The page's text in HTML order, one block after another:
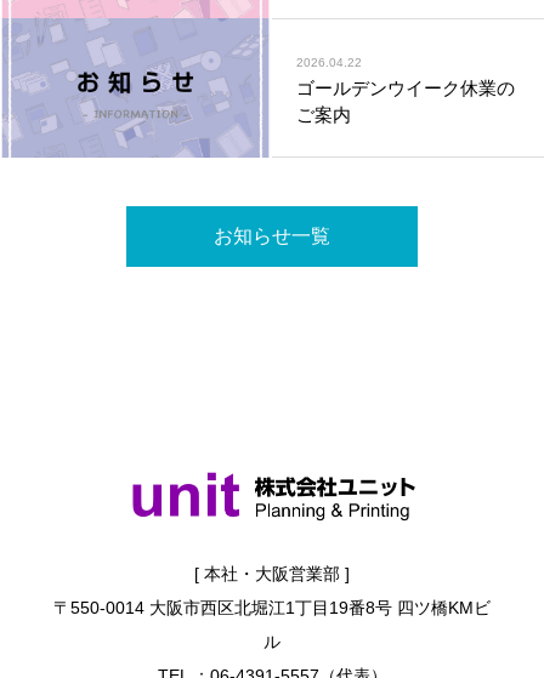
2026.04.22
ゴールデンウイーク休業の
ご案内
お知らせ一覧
[ 本社・大阪営業部 ]
〒550-0014 大阪市西区北堀江1丁目19番8号 四ツ橋KMビ
ル